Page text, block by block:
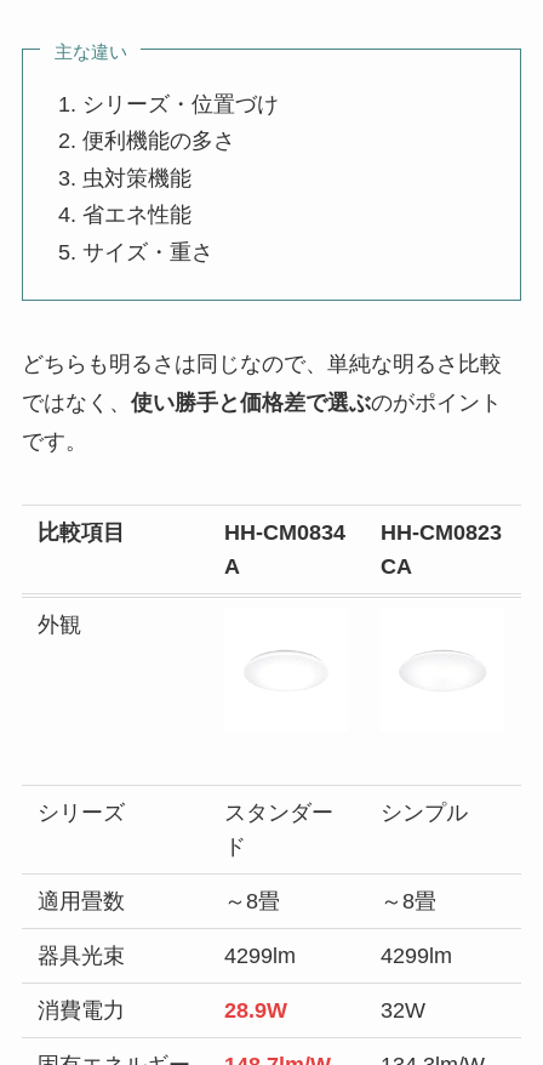
主な違い
シリーズ・位置づけ
便利機能の多さ
虫対策機能
省エネ性能
サイズ・重さ
どちらも明るさは同じなので、単純な明るさ比較
ではなく、 使い勝手と価格差で選ぶのがポイント
です。
比較項目
HH-CM0834
A
HH-CM0823
CA
外観
シリーズ
スタンダー
ド
シンプル
適用畳数 ～8畳 ～8畳
器具光束 4299lm 4299lm
消費電力 28.9W 32W